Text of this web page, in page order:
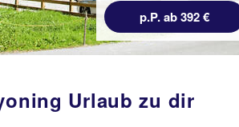
p.P. ab 392 €
Urlaub zu dir